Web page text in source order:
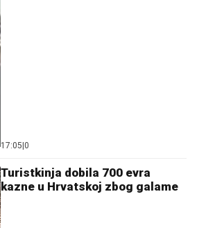
17:05|0
Turistkinja dobila 700 evra
kazne u Hrvatskoj zbog galame